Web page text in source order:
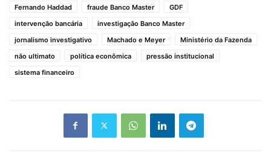
Fernando Haddad
fraude Banco Master
GDF
intervenção bancária
investigação Banco Master
jornalismo investigativo
Machado e Meyer
Ministério da Fazenda
não ultimato
política econômica
pressão institucional
sistema financeiro